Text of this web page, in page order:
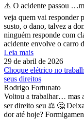
⚠️ O acidente passou
veja quem vai responder
susto, o dano, talvez a
ninguém responde com
acidente envolve o carro
Leia mais
29 de abril de 2026
Choque elétrico no
seus direitos
Rodrigo Fortunato
Voltou a trabalhar… mas
ser direito seu ⚖️ 🤔
dor até hoje?